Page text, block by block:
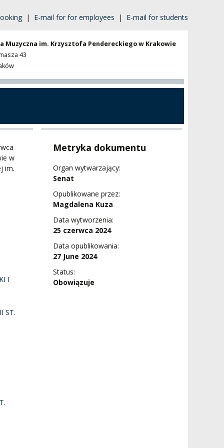
| E-mail for for employees | E-mail for students
Muzyczna im. Krzysztofa Pendereckiego w Krakowie
43
Metryka dokumentu
Organ wytwarzający:
Senat
Opublikowane przez:
Magdalena Kuza
Data wytworzenia:
25 czerwca 2024
Data opublikowania:
27 June 2024
Status:
Obowiązuje
w
im.
I
ST.